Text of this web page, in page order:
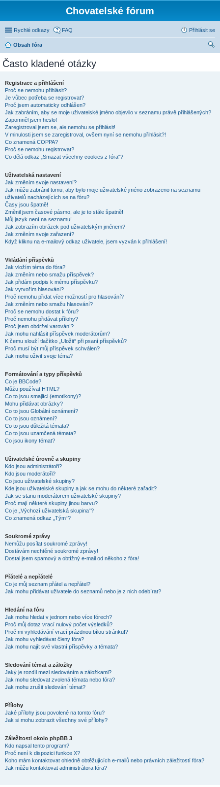
Chovatelské fórum
Rychlé odkazy FAQ Přihlásit se
Obsah fóra
Často kladené otázky
Registrace a přihlášení
Proč se nemohu přihlásit?
Je vůbec potřeba se registrovat?
Proč jsem automaticky odhlášen?
Jak zabráním, aby se moje uživatelské jméno objevilo v seznamu právě přihlášených?
Zapomněl jsem heslo!
Zaregistroval jsem se, ale nemohu se přihlásit!
V minulosti jsem se zaregistroval, ovšem nyní se nemohu přihlásit?!
Co znamená COPPA?
Proč se nemohu registrovat?
Co dělá odkaz „Smazat všechny cookies z fóra“?
Uživatelská nastavení
Jak změním svoje nastavení?
Jak můžu zabránit tomu, aby bylo moje uživatelské jméno zobrazeno na seznamu
uživatelů nacházejících se na fóru?
Časy jsou špatně!
Změnil jsem časové pásmo, ale je to stále špatně!
Můj jazyk není na seznamu!
Jak zobrazím obrázek pod uživatelským jménem?
Jak změním svoje zařazení?
Když kliknu na e-mailový odkaz uživatele, jsem vyzván k přihlášení!
Vkládání příspěvků
Jak vložím téma do fóra?
Jak změním nebo smažu příspěvek?
Jak přidám podpis k mému příspěvku?
Jak vytvořím hlasování?
Proč nemohu přidat více možností pro hlasování?
Jak změním nebo smažu hlasování?
Proč se nemohu dostat k fóru?
Proč nemohu přidávat přílohy?
Proč jsem obdržel varování?
Jak mohu nahlásit příspěvek moderátorům?
K čemu slouží tlačítko „Uložit“ při psaní příspěvků?
Proč musí být můj příspěvek schválen?
Jak mohu oživit svoje téma?
Formátování a typy příspěvků
Co je BBCode?
Můžu používat HTML?
Co to jsou smajlíci (emotikony)?
Mohu přidávat obrázky?
Co to jsou Globální oznámení?
Co to jsou oznámení?
Co to jsou důležitá témata?
Co to jsou uzamčená témata?
Co jsou ikony témat?
Uživatelské úrovně a skupiny
Kdo jsou administrátoři?
Kdo jsou moderátoři?
Co jsou uživatelské skupiny?
Kde jsou uživatelské skupiny a jak se mohu do některé zařadit?
Jak se stanu moderátorem uživatelské skupiny?
Proč mají některé skupiny jinou barvu?
Co je „Výchozí uživatelská skupina“?
Co znamená odkaz „Tým“?
Soukromé zprávy
Nemůžu posílat soukromé zprávy!
Dostávám nechtěné soukromé zprávy!
Dostal jsem spamový a obtížný e-mail od někoho z fóra!
Přátelé a nepřátelé
Co je můj seznam přátel a nepřátel?
Jak mohu přidávat uživatele do seznamů nebo je z nich odebírat?
Hledání na fóru
Jak mohu hledat v jednom nebo více fórech?
Proč můj dotaz vrací nulový počet výsledků?
Proč mi vyhledávání vrací prázdnou bílou stránku!?
Jak mohu vyhledávat členy fóra?
Jak mohu najít své vlastní příspěvky a témata?
Sledování témat a záložky
Jaký je rozdíl mezi sledováním a záložkami?
Jak mohu sledovat zvolená témata nebo fóra?
Jak mohu zrušit sledování témat?
Přílohy
Jaké přílohy jsou povolené na tomto fóru?
Jak si mohu zobrazit všechny své přílohy?
Záležitosti okolo phpBB 3
Kdo napsal tento program?
Proč není k dispozici funkce X?
Koho mám kontaktovat ohledně obtěžujících e-mailů nebo právních záležitostí fóra?
Jak můžu kontaktovat administrátora fóra?